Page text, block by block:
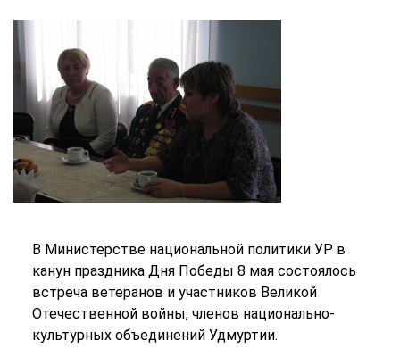
В Министерстве национальной политики УР в
канун праздника Дня Победы 8 мая состоялось
встреча ветеранов и участников Великой
Отечественной войны, членов национально-
культурных объединений Удмуртии.